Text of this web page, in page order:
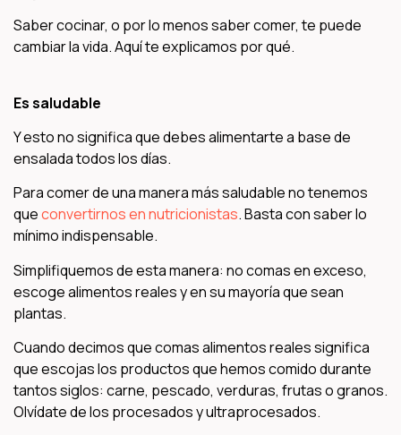
Saber cocinar, o por lo menos saber comer, te puede
cambiar la vida. Aquí te explicamos por qué.
Es saludable
Y esto no significa que debes alimentarte a base de
ensalada todos los días.
Para comer de una manera más saludable no tenemos
queconvertirnos en nutricionistas. Basta con saber lo
mínimo indispensable.
Simplifiquemos de esta manera: no comas en exceso,
escoge alimentos reales y en su mayoría que sean
plantas.
Cuando decimos que comas alimentos reales significa
que escojas los productos que hemos comido durante
tantos siglos: carne, pescado, verduras, frutas o granos.
Olvídate de los procesados y ultraprocesados.